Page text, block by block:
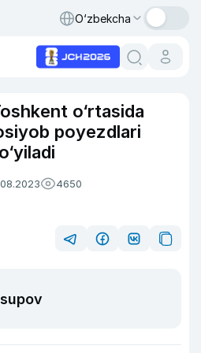
O‘zbekcha
o‘rtasida
poyezdlari
4650